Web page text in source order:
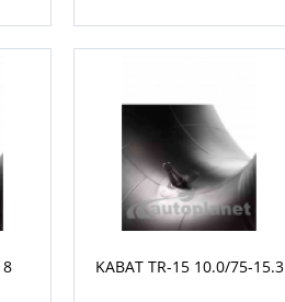
KABAT TR-15 10.0/75-15.3